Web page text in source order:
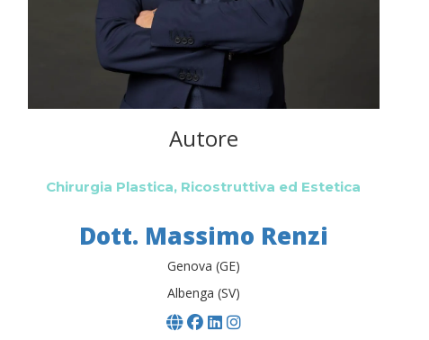
Autore
Chirurgia Plastica, Ricostruttiva ed Estetica
Dott. Massimo Renzi
Genova (GE)
Albenga (SV)